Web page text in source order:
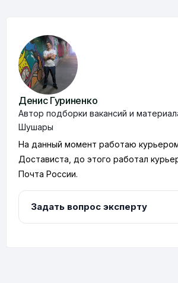
Денис Гуриненко
Автор подборки вакансий и
Шушары
На данный момент работаю
Достависта, до этого работал
Почта России.
Задать вопрос эксперту